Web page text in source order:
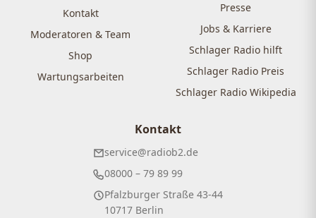
Kontakt
Moderatoren & Team
Shop
Wartungsarbeiten
Presse
Jobs & Karriere
Schlager Radio hilft
Schlager Radio Preis
Schlager Radio Wikipedia
Kontakt
service@radiob2.de
08000 – 79 89 99
Pfalzburger Straße 43-44
10717 Berlin